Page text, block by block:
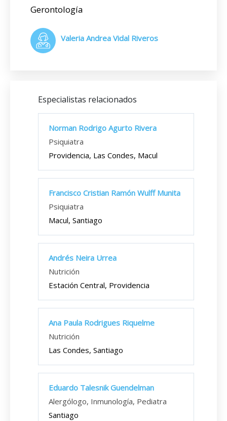
Gerontología
Valeria Andrea Vidal Riveros
Especialistas relacionados
Norman Rodrigo Agurto Rivera
Psiquiatra
Providencia, Las Condes, Macul
Francisco Cristian Ramón Wulff Munita
Psiquiatra
Macul, Santiago
Andrés Neira Urrea
Nutrición
Estación Central, Providencia
Ana Paula Rodrigues Riquelme
Nutrición
Las Condes, Santiago
Eduardo Talesnik Guendelman
Alergólogo, Inmunología, Pediatra
Santiago